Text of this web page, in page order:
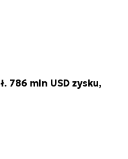
786 mln USD zysku,